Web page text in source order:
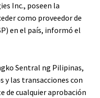
Inc., poseen la
como proveedor de
en el país, informó el
Sentral ng Pilipinas,
y las transacciones con
de cualquier aprobación